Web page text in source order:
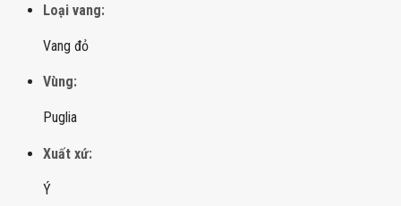
Loại vang:
Vang đỏ
Vùng:
Puglia
Xuất xứ:
Ý